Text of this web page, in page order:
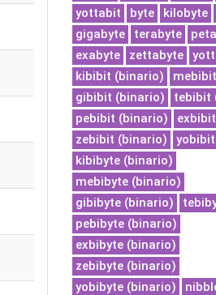
yottabit
byte kilobyte
gigabyte
terabyte
exabyte
zettabyte
kibibit (binario)
gibibit (binario)
tebibit
pebibit (binario)
zebibit (binario)
kibibyte (binario)
mebibyte (binario)
gibibyte (binario)
pebibyte (binario)
exbibyte (binario)
zebibyte (binario)
yobibyte (binario)